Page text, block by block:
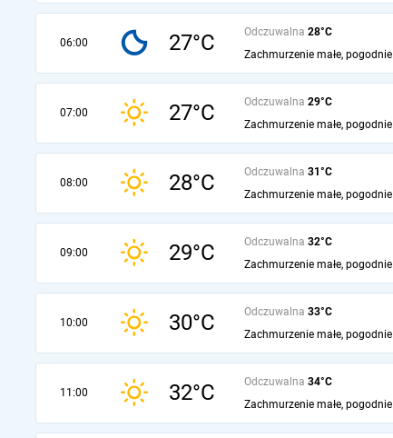
06:00 27°C Odczuwalna 28°C
Zachmurzenie małe, pogodnie
07:00 27°C Odczuwalna 29°C
Zachmurzenie małe, pogodnie
08:00 28°C Odczuwalna 31°C
Zachmurzenie małe, pogodnie
09:00 29°C Odczuwalna 32°C
Zachmurzenie małe, pogodnie
10:00 30°C Odczuwalna 33°C
Zachmurzenie małe, pogodnie
11:00 32°C Odczuwalna 34°C
Zachmurzenie małe, pogodnie